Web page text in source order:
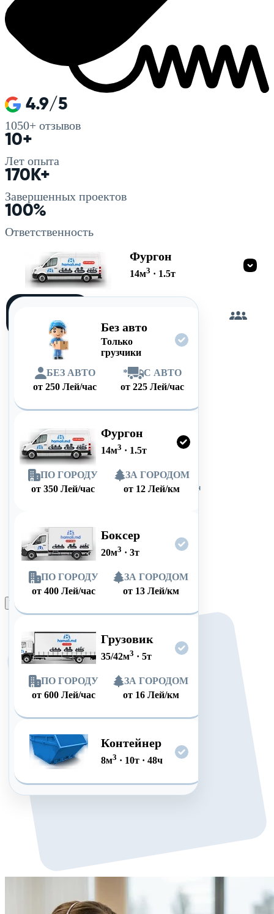
4.9/5
1050+ отзывов
10+
Лет опыта
170K+
Завершенных проектов
100%
Ответственность
Фургон
14м3 · 1.5т
Без авто
Только
грузчики
БЕЗ АВТО
от250 Лей/час
*
С АВТО
от 225 Лей/час
Фургон
14м3 · 1.5т
ПО ГОРОДУ
от 350 Лей/час
ЗА ГОРОДОМ
от 12 Лей/км
Боксер
20м3 · 3т
ПО ГОРОДУ
от 400 Лей/час
ЗА ГОРОДОМ
от 13 Лей/км
Грузовик
35/42м3 · 5т
ПО ГОРОДУ
от 600 Лей/час
ЗА ГОРОДОМ
от 16 Лей/км
Контейнер
8м3 · 10т· 48ч
Оформить заказ